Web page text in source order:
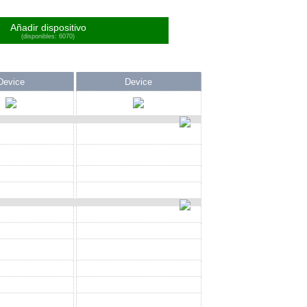
Añadir dispositivo
(disponibles: 6070)
Device